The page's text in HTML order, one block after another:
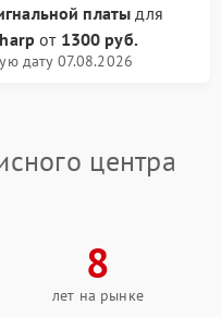
платы для
от 1300 руб.
дату 07.08.2026
центра
8
лет на рынке